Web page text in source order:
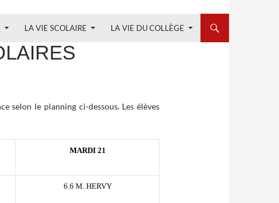
LA VIE SCOLAIRE LA VIE DU COLLÈGE
selon le planning ci-dessous. Les élèves
MARDI 21
6.6 M. HERVY